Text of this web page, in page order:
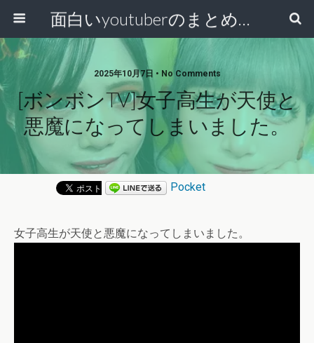
面白いyoutuberのまとめ動画
2025年10月7日 • No Comments
[ボンボンTV]女子高生が天使と
悪魔になってしまいました。
Pocket
女子高生が天使と悪魔になってしまいました。